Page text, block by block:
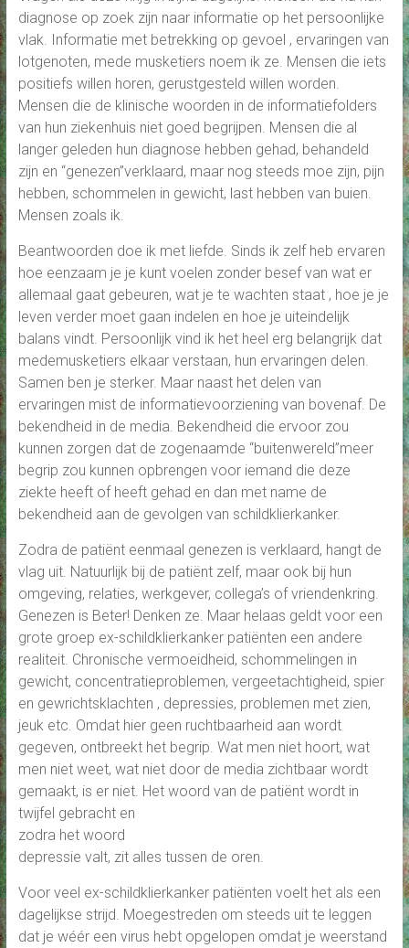
diagnose op zoek zijn naar informatie op het persoonlijke
vlak. Informatie met betrekking op gevoel , ervaringen van
lotgenoten, mede musketiers noem ik ze. Mensen die iets
positiefs willen horen, gerustgesteld willen worden.
Mensen die de klinische woorden in de informatiefolders
van hun ziekenhuis niet goed begrijpen. Mensen die al
langer geleden hun diagnose hebben gehad, behandeld
zijn en “genezen”verklaard, maar nog steeds moe zijn, pijn
hebben, schommelen in gewicht, last hebben van buien.
Mensen zoals ik.
Beantwoorden doe ik met liefde. Sinds ik zelf heb ervaren
hoe eenzaam je je kunt voelen zonder besef van wat er
allemaal gaat gebeuren, wat je te wachten staat , hoe je je
leven verder moet gaan indelen en hoe je uiteindelijk
balans vindt. Persoonlijk vind ik het heel erg belangrijk dat
medemusketiers elkaar verstaan, hun ervaringen delen.
Samen ben je sterker. Maar naast het delen van
ervaringen mist de informatievoorziening van bovenaf. De
bekendheid in de media. Bekendheid die ervoor zou
kunnen zorgen dat de zogenaamde “buitenwereld”meer
begrip zou kunnen opbrengen voor iemand die deze
ziekte heeft of heeft gehad en dan met name de
bekendheid aan de gevolgen van schildklierkanker.
Zodra de patiënt eenmaal genezen is verklaard, hangt de
vlag uit. Natuurlijk bij de patiënt zelf, maar ook bij hun
omgeving, relaties, werkgever, collega’s of vriendenkring.
Genezen is Beter! Denken ze. Maar helaas geldt voor een
grote groep ex-schildklierkanker patiënten een andere
realiteit. Chronische vermoeidheid, schommelingen in
gewicht, concentratieproblemen, vergeetachtigheid, spier
en gewrichtsklachten , depressies, problemen met zien,
jeuk etc. Omdat hier geen ruchtbaarheid aan wordt
gegeven, ontbreekt het begrip. Wat men niet hoort, wat
men niet weet, wat niet door de media zichtbaar wordt
gemaakt, is er niet. Het woord van de patiënt wordt in
twijfel gebracht en
zodra het woord
depressie valt, zit alles tussen de oren.
Voor veel ex-schildklierkanker patiënten voelt het als een
dagelijkse strijd. Moegestreden om steeds uit te leggen
dat je wéér een virus hebt opgelopen omdat je weerstand